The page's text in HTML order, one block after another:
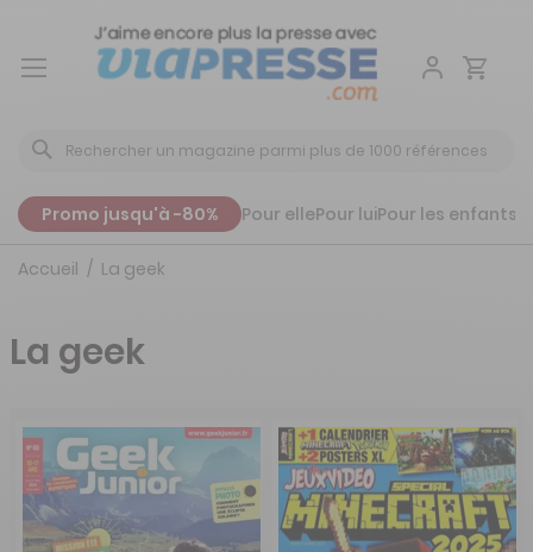
Aller
Promo jusqu'à -80% Pour ellePour luiPour les enfants
Accueil La geek
La geek